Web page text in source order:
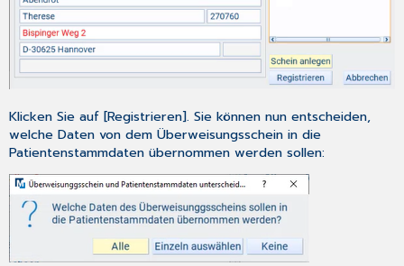
Klicken Sie auf [Registrieren]. Sie können nun entscheiden,
welche Daten von dem Überweisungsschein in die
Patientenstammdaten übernommen werden sollen: